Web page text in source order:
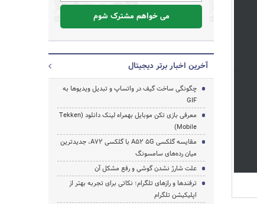
می خواهم مشترک شوم
آخرین اخبار برتر دیجیتال
چگونگی ساخت گیف در واتساپ و تبدیل ویدیوها به
GIF
معرفی بازی تکن موبایل بهمراه لینک دانلود (Tekken
Mobile)
مقایسه گلکسی A52 5G با گلکسی A72، جدیدترین
میان رده‌های سامسونگ
علت شارژ نشدن گوشی و رفع مشکل آن
ترفندها و رازهای تلگرام؛ نکاتی برای تجربه بهتر از
اپلیکیشن تلگرام